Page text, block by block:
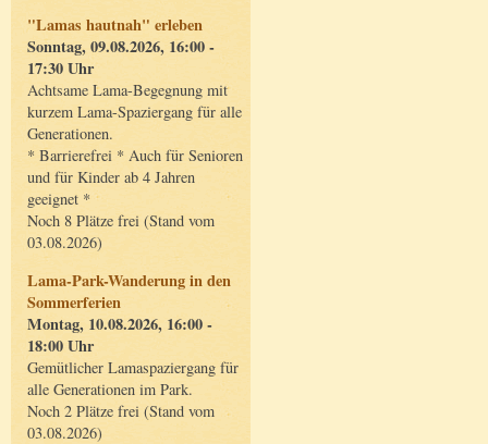
"Lamas hautnah" erleben
Sonntag, 09.08.2026, 16:00 -
17:30 Uhr
Achtsame Lama-Begegnung mit
kurzem Lama-Spaziergang für alle
Generationen.
* Barrierefrei * Auch für Senioren
und für Kinder ab 4 Jahren
geeignet *
Noch 8 Plätze frei (Stand vom
03.08.2026)
Lama-Park-Wanderung in den
Sommerferien
Montag, 10.08.2026, 16:00 -
18:00 Uhr
Gemütlicher Lamaspaziergang für
alle Generationen im Park.
Noch 2 Plätze frei (Stand vom
03.08.2026)